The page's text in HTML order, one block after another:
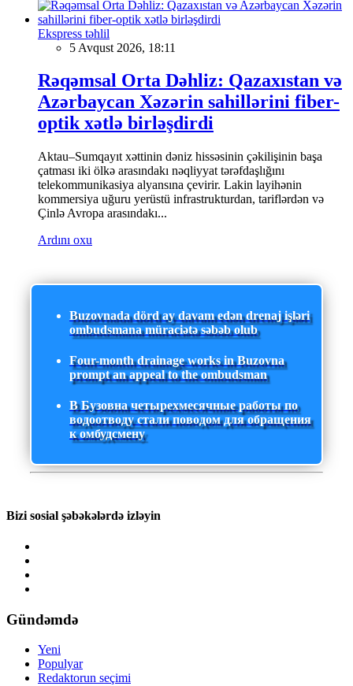
Ekspress təhlil
5 Avqust 2026, 18:11
Rəqəmsal Orta Dəhliz: Qazaxıstan və
Azərbaycan Xəzərin sahillərini fiber-
optik xətlə birləşdirdi
Aktau–Sumqayıt xəttinin dəniz hissəsinin çəkilişinin başa
çatması iki ölkə arasındakı nəqliyyat tərəfdaşlığını
telekommunikasiya alyansına çevirir. Lakin layihənin
kommersiya uğuru yerüstü infrastrukturdan, tariflərdən və
Çinlə Avropa arasındakı...
Ardını oxu
Buzovnada dörd ay davam edən drenaj işləri
ombudsmana müraciətə səbəb olub
Four-month drainage works in Buzovna
prompt an appeal to the ombudsman
В Бузовна четырехмесячные работы по
водоотводу стали поводом для обращения
к омбудсмену
Bizi sosial şəbəkələrdə izləyin
Gündəmdə
Yeni
Populyar
Redaktorun seçimi